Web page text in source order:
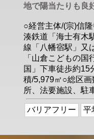
地で陽当たりも良
○経営主体/(宗)信
湊鉄道「海士有木
線「八幡宿駅」又
「山倉こどもの
国」下車徒歩約15
積/5,979㎡○総区
所、法要施設、駐
バリアフリー 平